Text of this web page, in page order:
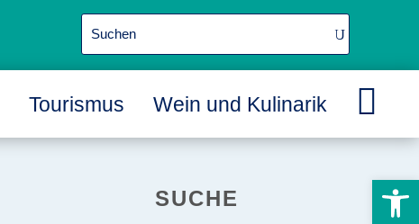
Tourismus Wein und Kulinarik 
SUCHE